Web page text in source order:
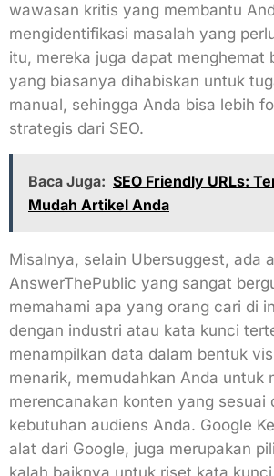
wawasan kritis yang membantu
mengidentifikasi masalah yang
itu, mereka juga dapat menghemat
yang biasanya dihabiskan untuk
manual, sehingga Anda bisa lebih
strategis dari SEO.
Baca Juga: SEO Friendly URLs:
Mudah Artikel Anda
Misalnya, selain Ubersuggest, ada
AnswerThePublic yang sangat
memahami apa yang orang cari di
dengan industri atau kata kunci
menampilkan data dalam bentuk
menarik, memudahkan Anda untuk
merencanakan konten yang sesuai
kebutuhan audiens Anda. Google
alat dari Google, juga merupakan
kalah baiknya untuk riset kata